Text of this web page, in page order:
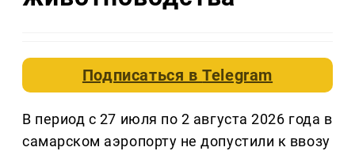
Подписаться вTelegram
В период с 27 июля по 2 августа 2026 года в
самарском аэропорту не допустили к ввозу